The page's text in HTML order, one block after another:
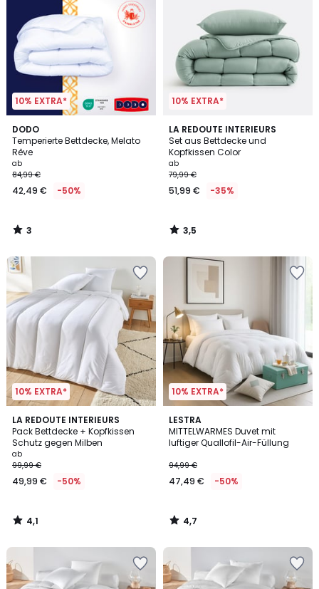
10% EXTRA*
DODO
Temperierte Bettdecke, Melato
Rêve
ab
84,99 €
42,49 € -50%
3
/
5
3
/
10% EXTRA*
LA REDOUTE INTERIEURS
Set aus Bettdecke und
Kopfkissen Color
ab
79,99 €
51,99 € -35%
3,5
/ 5
3,5
/
10% EXTRA*
LA REDOUTE INTERIEURS
Pack Bettdecke + Kopfkissen
Schutz gegen Milben
ab
99,99 €
49,99 € -50%
4,1
/ 5
4,1
/
10% EXTRA*
LESTRA
MITTELWARMES Duvet mit
luftiger Quallofil-Air-Füllung
94,99 €
47,49 € -50%
4,7
/ 5
4,7
/